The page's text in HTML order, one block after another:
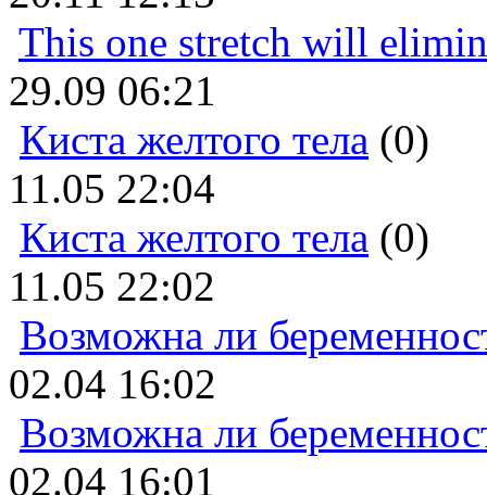
This one stretch will
29.09 06:21
Киста желтого тела (0)
11.05 22:04
Киста желтого тела (0)
11.05 22:02
Возможна ли
02.04 16:02
Возможна ли
02.04 16:01